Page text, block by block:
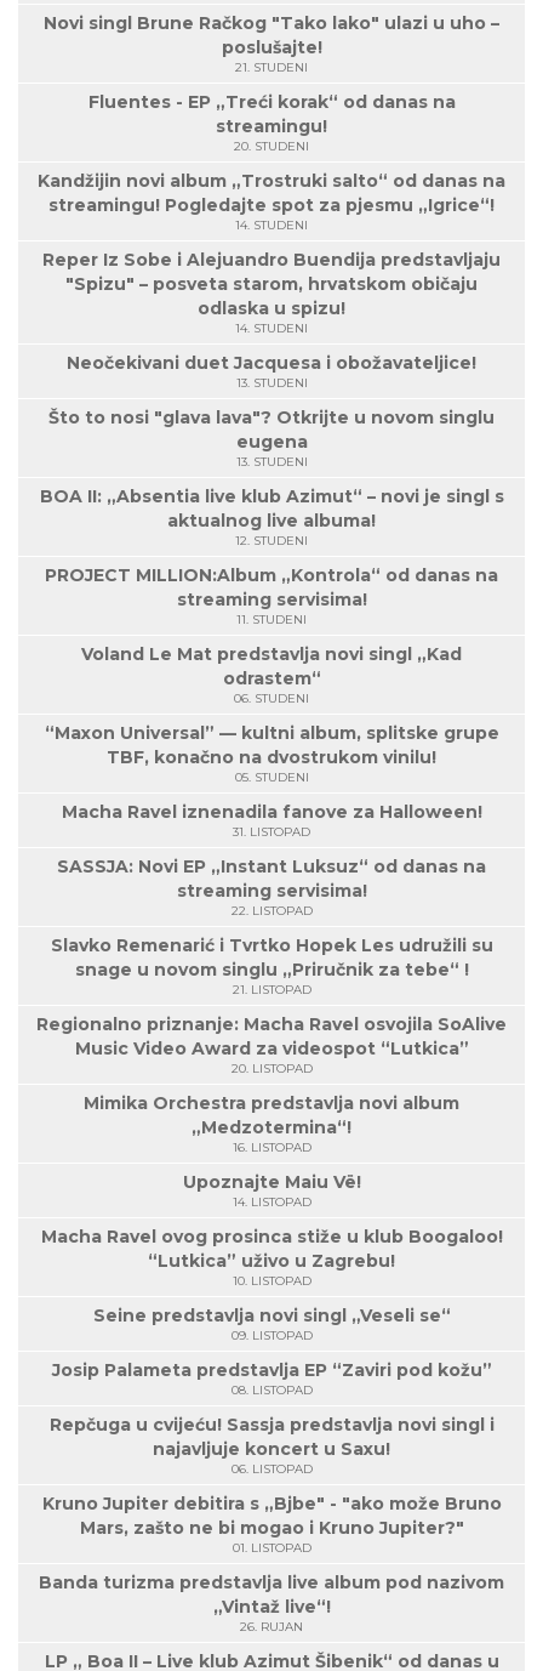
Novi singl Brune Račkog "Tako lako" ulazi u uho –
poslušajte!
21. STUDENI
Fluentes - EP „Treći korak“ od danas na
streamingu!
20. STUDENI
Kandžijin novi album „Trostruki salto“ od danas na
streamingu! Pogledajte spot za pjesmu „Igrice“!
14. STUDENI
Reper Iz Sobe i Alejuandro Buendija predstavljaju
"Spizu" – posveta starom, hrvatskom običaju
odlaska u spizu!
14. STUDENI
Neočekivani duet Jacquesa i obožavateljice!
13. STUDENI
Što to nosi "glava lava"? Otkrijte u novom singlu
eugena
13. STUDENI
BOA II: „Absentia live klub Azimut“ – novi je singl s
aktualnog live albuma!
12. STUDENI
PROJECT MILLION:Album „Kontrola“ od danas na
streaming servisima!
11. STUDENI
Voland Le Mat predstavlja novi singl „Kad
odrastem“
06. STUDENI
“Maxon Universal” — kultni album, splitske grupe
TBF, konačno na dvostrukom vinilu!
05. STUDENI
Macha Ravel iznenadila fanove za Halloween!
31. LISTOPAD
SASSJA: Novi EP „Instant Luksuz“ od danas na
streaming servisima!
22. LISTOPAD
Slavko Remenarić i Tvrtko Hopek Les udružili su
snage u novom singlu „Priručnik za tebe“ !
21. LISTOPAD
Regionalno priznanje: Macha Ravel osvojila SoAlive
Music Video Award za videospot “Lutkica”
20. LISTOPAD
Mimika Orchestra predstavlja novi album
„Medzotermina“!
16. LISTOPAD
Upoznajte Maiu Vë!
14. LISTOPAD
Macha Ravel ovog prosinca stiže u klub Boogaloo!
“Lutkica” uživo u Zagrebu!
10. LISTOPAD
Seine predstavlja novi singl „Veseli se“
09. LISTOPAD
Josip Palameta predstavlja EP “Zaviri pod kožu”
08. LISTOPAD
Repčuga u cvijeću! Sassja predstavlja novi singl i
najavljuje koncert u Saxu!
06. LISTOPAD
Kruno Jupiter debitira s „Bjbe" - "ako može Bruno
Mars, zašto ne bi mogao i Kruno Jupiter?"
01. LISTOPAD
Banda turizma predstavlja live album pod nazivom
„Vintaž live“!
26. RUJAN
LP „ Boa II – Live klub Azimut Šibenik“ od danas u